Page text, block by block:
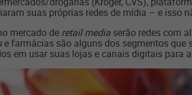
suas próprias redes de mídia – e isso
mercado de retail media serão redes com
e farmácias são alguns dos segmentos que
em usar suas lojas e canais digitais para